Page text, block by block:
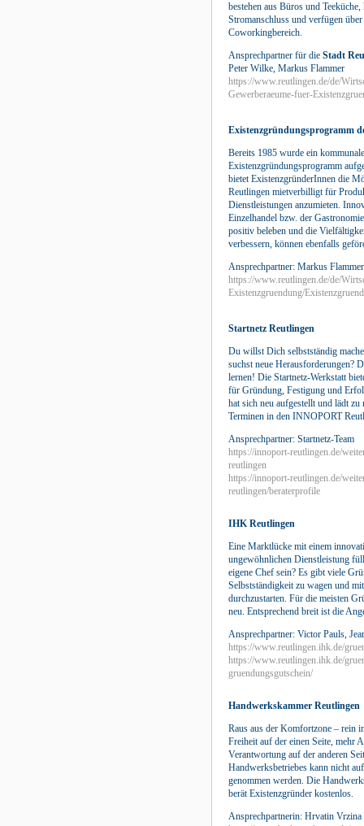
bestehen aus Büros und
Stromanschluss und verfügen über
Coworkingbereich.
Ansprechpartner für die Stadt
Peter Wilke, Markus Flammer
https://www.reutlingen.de/de/
Gewerberaeume-fuer-
Existenzgründungsprogramm
Bereits 1985 wurde ein
Existenzgründungsprogramm
bietet ExistenzgründerInnen die
Reutlingen mietverbilligt für
Dienstleistungen anzumieten.
Einzelhandel bzw. der
positiv beleben und die
verbessern, können ebenfalls
Ansprechpartner: Markus
https://www.reutlingen.de/de/
Existenzgruendung/
Startnetz Reutlingen
Du willst Dich selbstständig
suchst neue Herausforderungen?
lernen! Die Startnetz-Werkstatt
für Gründung, Festigung und
hat sich neu aufgestellt und lädt zu
Terminen in den INNOPORT
Ansprechpartner: Startnetz-Team
https://innoport-reutlingen.de/
reutlingen
https://innoport-reutlingen.de/
reutlingen/beraterprofile
IHK Reutlingen
Eine Marktlücke mit einem
ungewöhnlichen Dienstleistung
eigene Chef sein? Es gibt viele
Selbstständigkeit zu wagen und
durchzustarten. Für die meisten
neu. Entsprechend breit ist die
Ansprechpartner: Victor Pauls,
https://www.reutlingen.ihk.de/
https://www.reutlingen.ihk.de/
gruendungsgutschein/
Handwerkskammer Reutlingen
Raus aus der Komfortzone – rein
Freiheit auf der einen Seite, mehr
Verantwortung auf der anderen
Handwerksbetriebes kann nicht
genommen werden. Die
berät Existenzgründer kostenlos.
Ansprechpartnerin: Hrvatin